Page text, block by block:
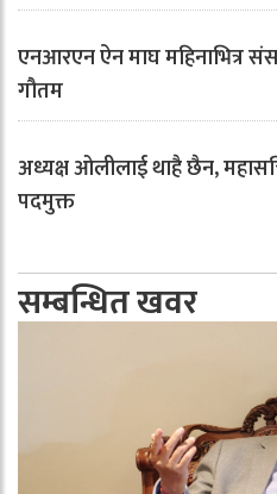
एनआरएन ऐन माघ महिनाभित्र
गौतम
अध्यक्ष ओलीलाई थाहै छैन,
पदमुक्त
सम्बन्धित खवर